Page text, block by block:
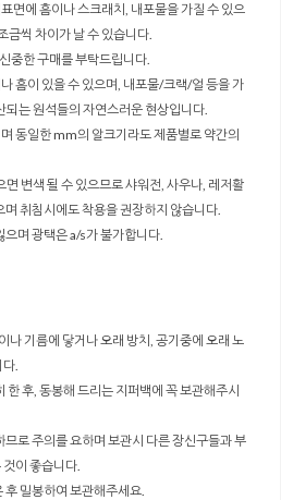
면에 흠이나 스크래치, 내포물을 가질 수 있으
금씩 차이가 날 수 있습니다.
중한 구매를 부탁드립니다.
흠이 있을 수 있으며, 내포물/크랙/얼 등을 가
되는 원석들의 자연스러운 현상입니다.
동일한 mm의 알크기라도 제품별로 약간의
변색 될 수 있으므로 샤워전, 사우나, 레저활
취침시에도 착용을 권장하지 않습니다.
으며 광택은 a/s가 불가합니다.
나 기름에 닿거나 오래 방치, 공기중에 오래 노
다.
후, 동봉해 드리는 지퍼백에 꼭 보관해주시
로 주의를 요하며 보관시 다른 장신구들과 부
이 좋습니다.
후 밀봉하여 보관해주세요.